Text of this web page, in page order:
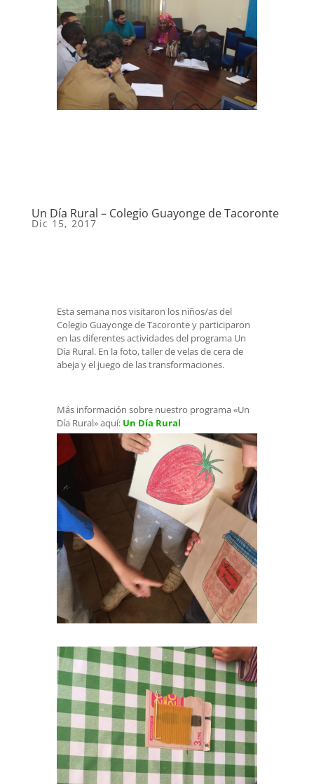
Un Día Rural – Colegio Guayonge de Tacoronte
Dic 15, 2017
Esta semana nos visitaron los niños/as del
Colegio Guayonge de Tacoronte y participaron
en las diferentes actividades del programa Un
Día Rural. En la foto, taller de velas de cera de
abeja y el juego de las transformaciones.
Más información sobre nuestro programa «Un
Día Rural» aquí: Un Día Rural